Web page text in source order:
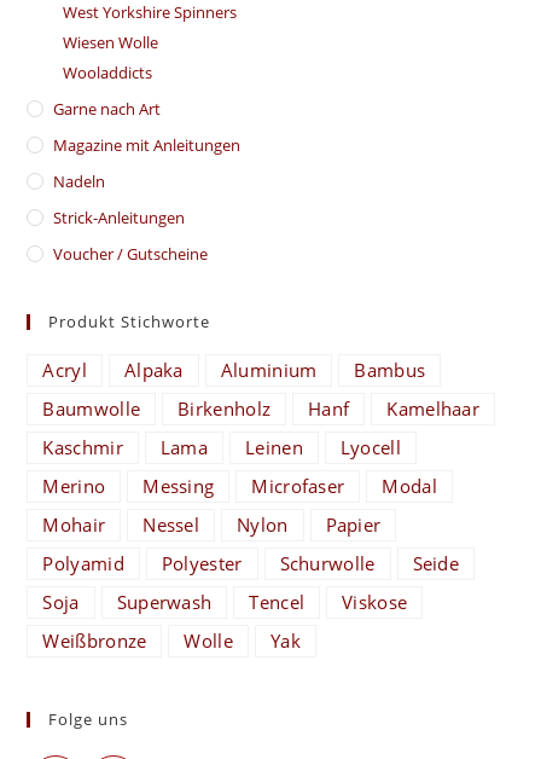
West Yorkshire Spinners
Wiesen Wolle
Wooladdicts
Garne nach Art
Magazine mit Anleitungen
Nadeln
Strick-Anleitungen
Voucher / Gutscheine
Produkt Stichworte
Acryl Alpaka Aluminium
Bambus
Baumwolle
Birkenholz Hanf
Kamelhaar
Kaschmir
Lama Leinen
Lyocell
Merino
Messing Microfaser
Modal
Mohair
Nessel Nylon
Papier
Polyamid
Polyester Schurwolle
Seide
Soja
Superwash Tencel
Viskose
Weißbronze
Wolle Yak
Folge uns